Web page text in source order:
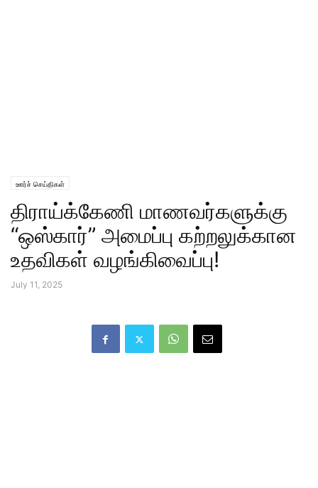
ஊர்ச் செய்திகள்
திராய்க்கேணி மாணவர்களுக்கு
“ஒஸ்கார்” அமைப்பு கற்றலுக்கான
உதவிகள் வழங்கிவைப்பு!
July 11, 2025